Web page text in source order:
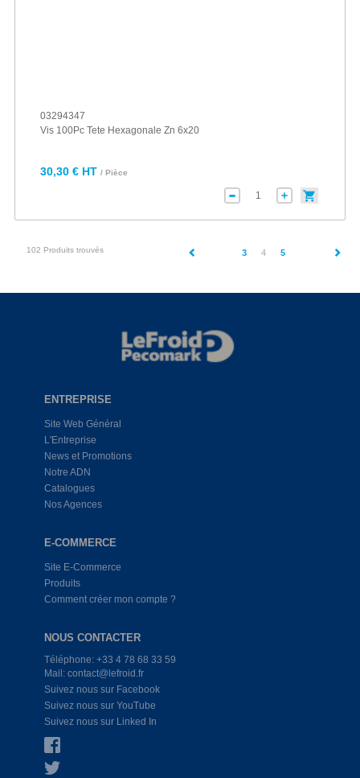
03294347
Vis 100Pc Tete Hexagonale Zn 6x20
30,30 € HT / Pièce
102 Produits trouvés 3 4(current)
5
ENTREPRISE
Site Web Général
L'Entreprise
News et Promotions
Notre ADN
Catalogues
Nos Agences
E-COMMERCE
Site E-Commerce
Produits
Comment créer mon compte ?
NOUS CONTACTER
Téléphone: +33 4 78 68 33 59
Mail: contact@lefroid.fr
Suivez nous sur Facebook
Suivez nous sur YouTube
Suivez nous sur Linked In